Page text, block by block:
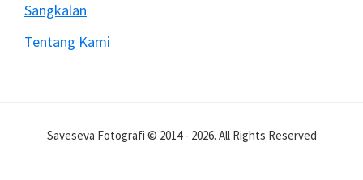
Sangkalan
Tentang Kami
Saveseva Fotografi © 2014 - 2026. All Rights Reserved